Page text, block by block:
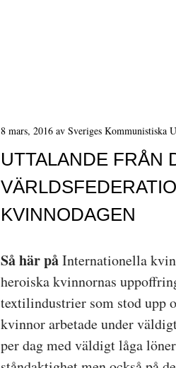
8 mars, 2016 av Sveriges Kommunistiska
UTTALANDE FRÅN
KVINNODAGEN
Så här påInternationella
heroiska kvinnornas
textilindustrier som stod upp
kvinnor arbetade under
per dag med väldigt låga